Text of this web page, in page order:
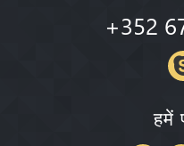
+352
हमें